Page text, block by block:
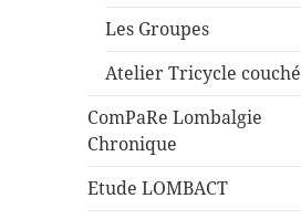
Les Groupes
Atelier Tricycle couché
ComPaRe Lombalgie
Chronique
Etude LOMBACT